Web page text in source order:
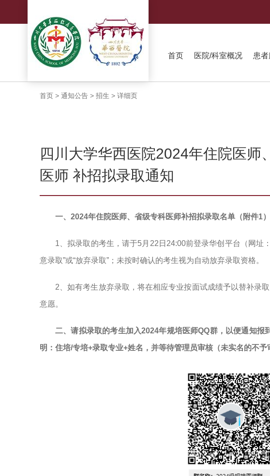
首页 医院/科室概况 患
首页 > 通知公告 > 招生 > 详细页
四川大学华西医院2024年住院医师
医师 补招拟录取通知
一、2024年住院医师、省级专科医师补招拟录取名单（附件1）
1、拟录取的考生，请于5月22日24:00前登录华创平台（网址
意录取”或“放弃录取”；未按时确认的考生视为自动放弃录取资格。
2、如有考生放弃录取，将在相应专业按面试成绩予以替补录
意愿。
二、请拟录取的考生加入2024年规培医师QQ群，以便通知报
明：住培/专培+录取专业+姓名，并等待管理员审核（未实名的不予